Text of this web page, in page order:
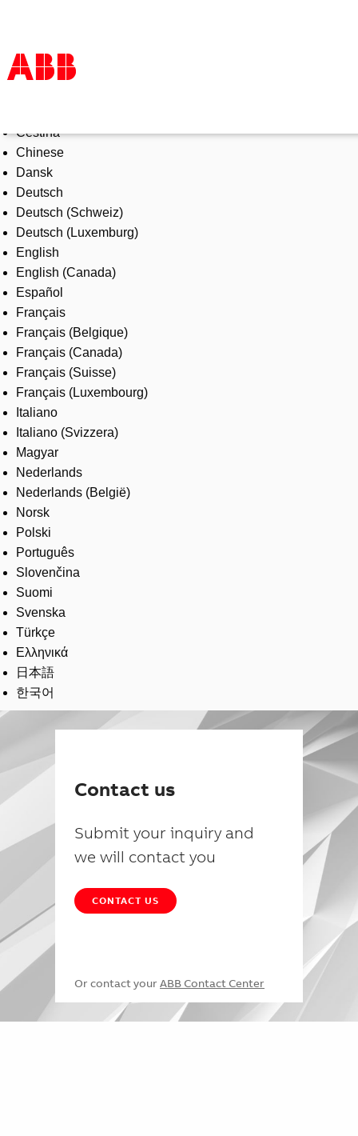
Products & Solutions
Industries
Services
About us
Where to buy
Contact us
Careers
Čeština
Chinese
Dansk
Deutsch
Deutsch (Schweiz)
Deutsch (Luxemburg)
English
English (Canada)
Español
Français
Français (Belgique)
Français (Canada)
Français (Suisse)
Français (Luxembourg)
Italiano
Italiano (Svizzera)
Magyar
Nederlands
Nederlands (België)
Norsk
Polski
Português
Slovenčina
Suomi
Svenska
Türkçe
Ελληνικά
日本語
한국어
Contact us
Submit your inquiry and
we will contact you
CONTACT US
Or contact your ABB Contact Center